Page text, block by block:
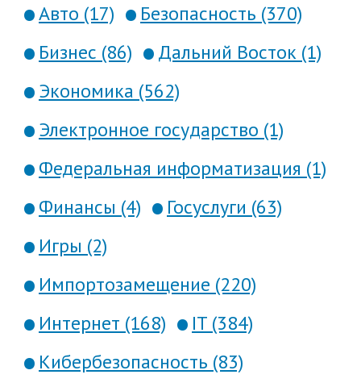
Авто (17)
Безопасность (370)
Бизнес (86)
Дальний Восток (1)
Экономика (562)
Электронное государство (1)
Федеральная информатизация (1)
Финансы (4)
Госуслуги (63)
Игры (2)
Импортозамещение (220)
Интернет (168)
IT (384)
Кибербезопасность (83)